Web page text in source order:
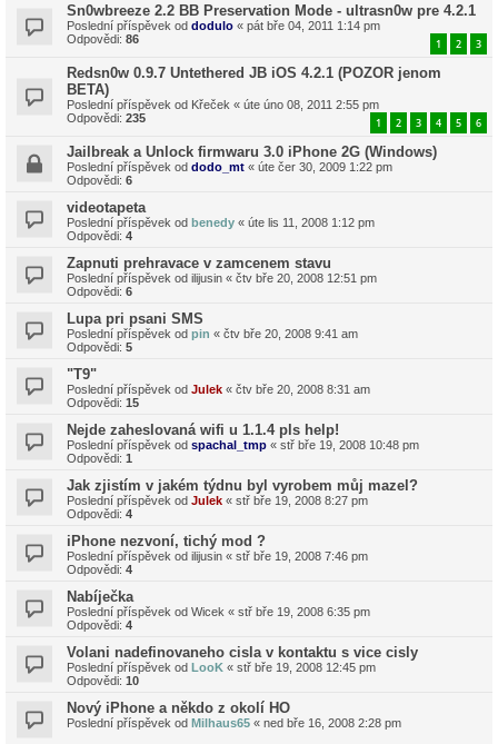
Sn0wbreeze 2.2 BB Preservation Mode - ultrasn0w pre 4.2.1
Poslední příspěvek od dodulo « pát bře 04, 2011 1:14 pm
Odpovědi: 86 1 2 3
Redsn0w 0.9.7 Untethered JB iOS 4.2.1 (POZOR jenom
BETA)
Poslední příspěvek od Křeček « úte úno 08, 2011 2:55 pm
Odpovědi: 235 1 2 3 4 5 6
Jailbreak a Unlock firmwaru 3.0 iPhone 2G (Windows)
Poslední příspěvek od dodo_mt « úte čer 30, 2009 1:22 pm
Odpovědi: 6
videotapeta
Poslední příspěvek od benedy « úte lis 11, 2008 1:12 pm
Odpovědi: 4
Zapnuti prehravace v zamcenem stavu
Poslední příspěvek od ilijusin « čtv bře 20, 2008 12:51 pm
Odpovědi: 6
Lupa pri psani SMS
Poslední příspěvek od pin « čtv bře 20, 2008 9:41 am
Odpovědi: 5
"T9"
Poslední příspěvek od Julek « čtv bře 20, 2008 8:31 am
Odpovědi: 15
Nejde zaheslovaná wifi u 1.1.4 pls help!
Poslední příspěvek od spachal_tmp « stř bře 19, 2008 10:48 pm
Odpovědi: 1
Jak zjistím v jakém týdnu byl vyrobem můj mazel?
Poslední příspěvek od Julek « stř bře 19, 2008 8:27 pm
Odpovědi: 4
iPhone nezvoní, tichý mod ?
Poslední příspěvek od ilijusin « stř bře 19, 2008 7:46 pm
Odpovědi: 4
Nabíječka
Poslední příspěvek od Wicek « stř bře 19, 2008 6:35 pm
Odpovědi: 4
Volani nadefinovaneho cisla v kontaktu s vice cisly
Poslední příspěvek od LooK « stř bře 19, 2008 12:45 pm
Odpovědi: 10
Nový iPhone a někdo z okolí HO
Poslední příspěvek od Milhaus65 « ned bře 16, 2008 2:28 pm